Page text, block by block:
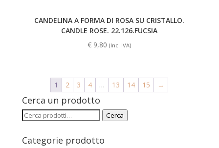
CANDELINA A FORMA DI ROSA SU CRISTALLO.
CANDLE ROSE. 22.126.FUCSIA
€ 9,80 (Inc. IVA)
1 2 3 4 … 13 14 15 →
Cerca un prodotto
Cerca: Cerca
Categorie prodotto